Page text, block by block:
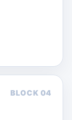
BLOCK 04